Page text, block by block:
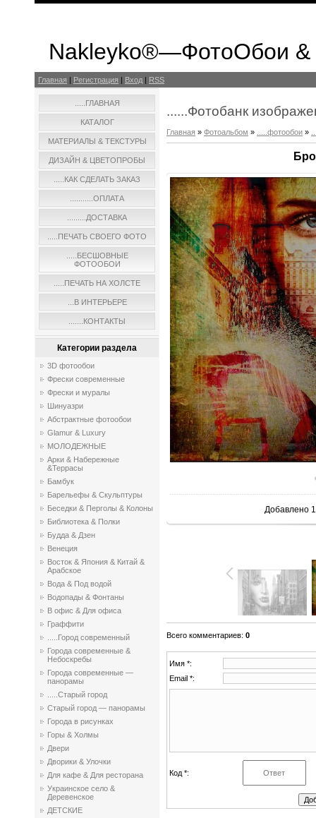
Nakleyko®—ФотоОбои &
Главная | Регистрация | Вход | RSS
.....ГЛАВНАЯ
КАТАЛОГ
МАТЕРИАЛЫ & ТЕКСТУРЫ
ДИЗАЙН & ЦВЕТОПРОБЫ
.....КАК СДЕЛАТЬ ЗАКАЗ
...........ОПЛАТА
.........ДОСТАВКА
.....ПЕЧАТЬ СВОЕГО ФОТО
.....БЕСШОВНЫЕ
ФОТООБОИ
.....ПЕЧАТЬ НА ХОЛСТЕ
...В ИНТЕРЬЕРЕ
.......КОНТАКТЫ
Категории раздела
3D фотообои
Фрески современные
Фрески и муралы
Шинуазри
Абстрактные фотообои
Glamur & Luxury
МОЛОДЕЖНЫЕ
Арки & Набережные
&Террасы
Бамбук
Барельефы & Скульптуры
Беседки & Перголы & Колоны
Библиотека & Полки
Будда & Дзен
Венеция
Восток & Япония & Китай &
Арабское
Вода & Под водой
Водопады & Фонтаны
В офис & Для офиса
Граффити
.....Город современный
Города современные &
Небоскребы
Города современные —
панорамы
.....Старый город
Старый город — панорамы
Города в рисунках
Горы & Холмы
Двери
Дворики & Улочки
Для кафе & Для ресторана
Украинское село &
Деревенское
ДЕТСКИЕ
......Фотобанк
Главная » Фотоальбом » .....фотообои »
Добавлено
Всего комментариев: 0
Имя *:
Email *:
Код *: